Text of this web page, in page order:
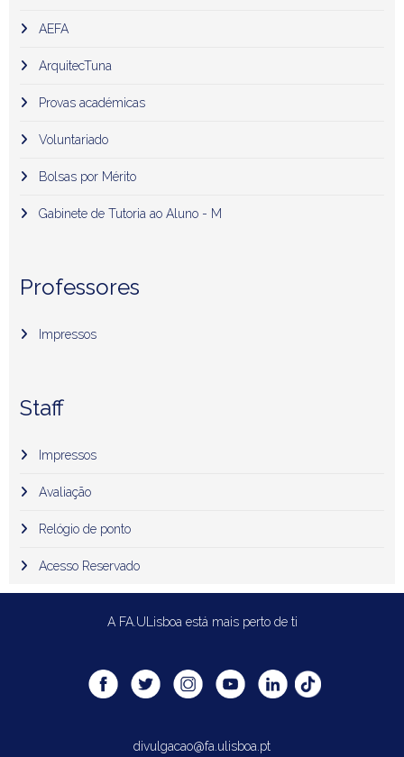
AEFA
ArquitecTuna
Provas académicas
Voluntariado
Bolsas por Mérito
Gabinete de Tutoria ao Aluno - M
Professores
Impressos
Staff
Impressos
Avaliação
Relógio de ponto
Acesso Reservado
A FA.ULisboa está mais perto de ti
divulgacao@fa.ulisboa.pt